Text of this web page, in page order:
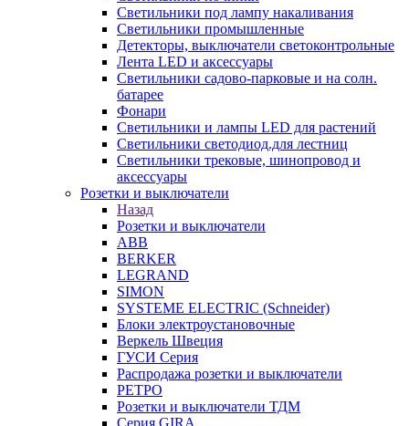
Светильники под лампу накаливания
Светильники промышленные
Детекторы, выключатели светоконтрольные
Лента LED и аксессуары
Светильники садово-парковые и на солн.
батарее
Фонари
Светильники и лампы LED для растений
Светильники светодиод.для лестниц
Светильники трековые, шинопровод и
аксессуары
Розетки и выключатели
Назад
Розетки и выключатели
ABB
BERKER
LEGRAND
SIMON
SYSTEME ELECTRIC (Schneider)
Блоки электроустановочные
Веркель Швеция
ГУСИ Серия
Распродажа розетки и выключатели
РЕТРО
Розетки и выключатели ТДМ